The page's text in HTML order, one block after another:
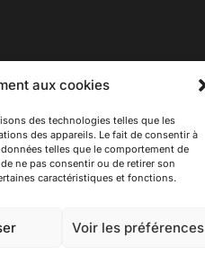
aux cookies
des technologies telles que les
des appareils. Le fait de consentir à
telles que le comportement de
ne pas consentir ou de retirer son
caractéristiques et fonctions.
Voir les préférences
St
D Monplaisir
Horaires
Du mardi au
Samedi 10h
Fermeture lundi